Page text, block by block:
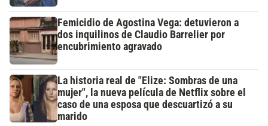
Femicidio de Agostina Vega: detuvieron a
dos inquilinos de Claudio Barrelier por
encubrimiento agravado
La historia real de "Elize: Sombras de una
mujer", la nueva película de Netflix sobre el
caso de una esposa que descuartizó a su
marido